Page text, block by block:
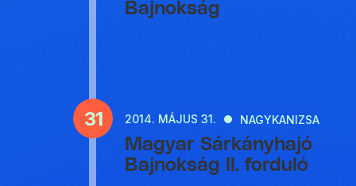
Bajnokság
31 2014. MÁJUS 31. NAGYKANIZSA
Magyar Sárkányhajó
Bajnokság II. forduló